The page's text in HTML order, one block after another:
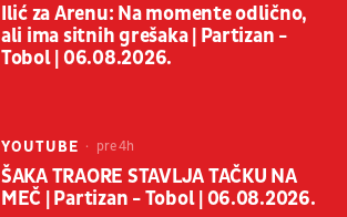
Ilić za Arenu: Na momente odlično,
ali ima sitnih grešaka | Partizan -
Tobol | 06.08.2026.
YOUTUBE pre 4h
ŠAKA TRAORE STAVLJA TAČKU NA
MEČ | Partizan - Tobol | 06.08.2026.